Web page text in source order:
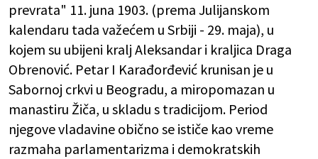
prevrata" 11. juna 1903. (prema Julijanskom
kalendaru tada važećem u Srbiji - 29. maja), u
kojem su ubijeni kralj Aleksandar i kraljica Draga
Obrenović. Petar I Karađorđević krunisan je u
Sabornoj crkvi u Beogradu, a miropomazan u
manastiru Žiča, u skladu s tradicijom. Period
njegove vladavine obično se ističe kao vreme
razmaha parlamentarizma i demokratskih